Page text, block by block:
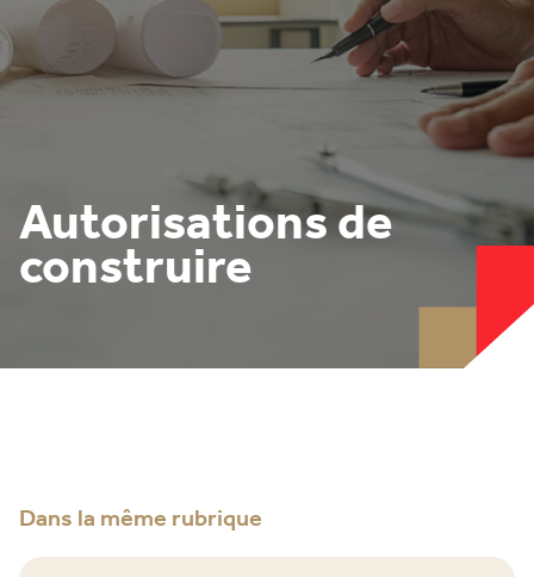
Autorisations de
construire
Dans la même rubrique